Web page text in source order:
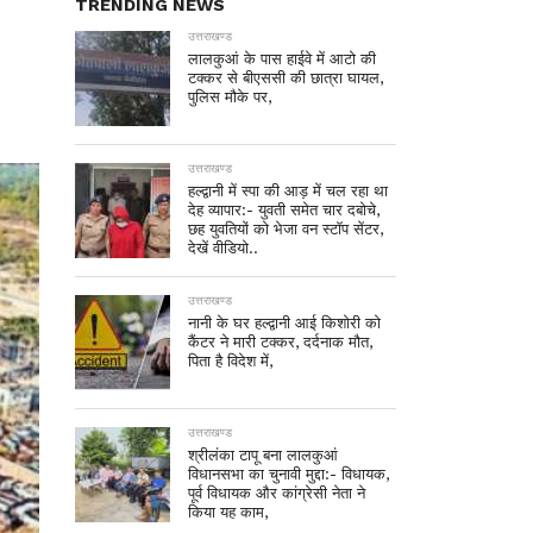
TRENDING NEWS
उत्तराखण्ड
लालकुआं के पास हाईवे में आटो की
टक्कर से बीएससी की छात्रा घायल,
पुलिस मौके पर,
उत्तराखण्ड
हल्द्वानी में स्पा की आड़ में चल रहा था
देह व्यापार:- युवती समेत चार दबोचे,
छह युवतियों को भेजा वन स्टॉप सेंटर,
देखें वीडियो..
उत्तराखण्ड
नानी के घर हल्द्वानी आई किशोरी को
कैंटर ने मारी टक्कर, दर्दनाक मौत,
पिता है विदेश में,
उत्तराखण्ड
श्रीलंका टापू बना लालकुआं
विधानसभा का चुनावी मुद्दा:- विधायक,
पूर्व विधायक और कांग्रेसी नेता ने
किया यह काम,